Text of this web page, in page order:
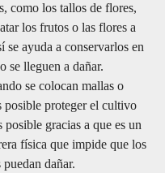
como los tallos de flores,
los frutos o las flores a
se ayuda a conservarlos en
se lleguen a dañar.
se colocan mallas o
posible proteger el cultivo
gracias a que es un
física que impide que los
dañar.